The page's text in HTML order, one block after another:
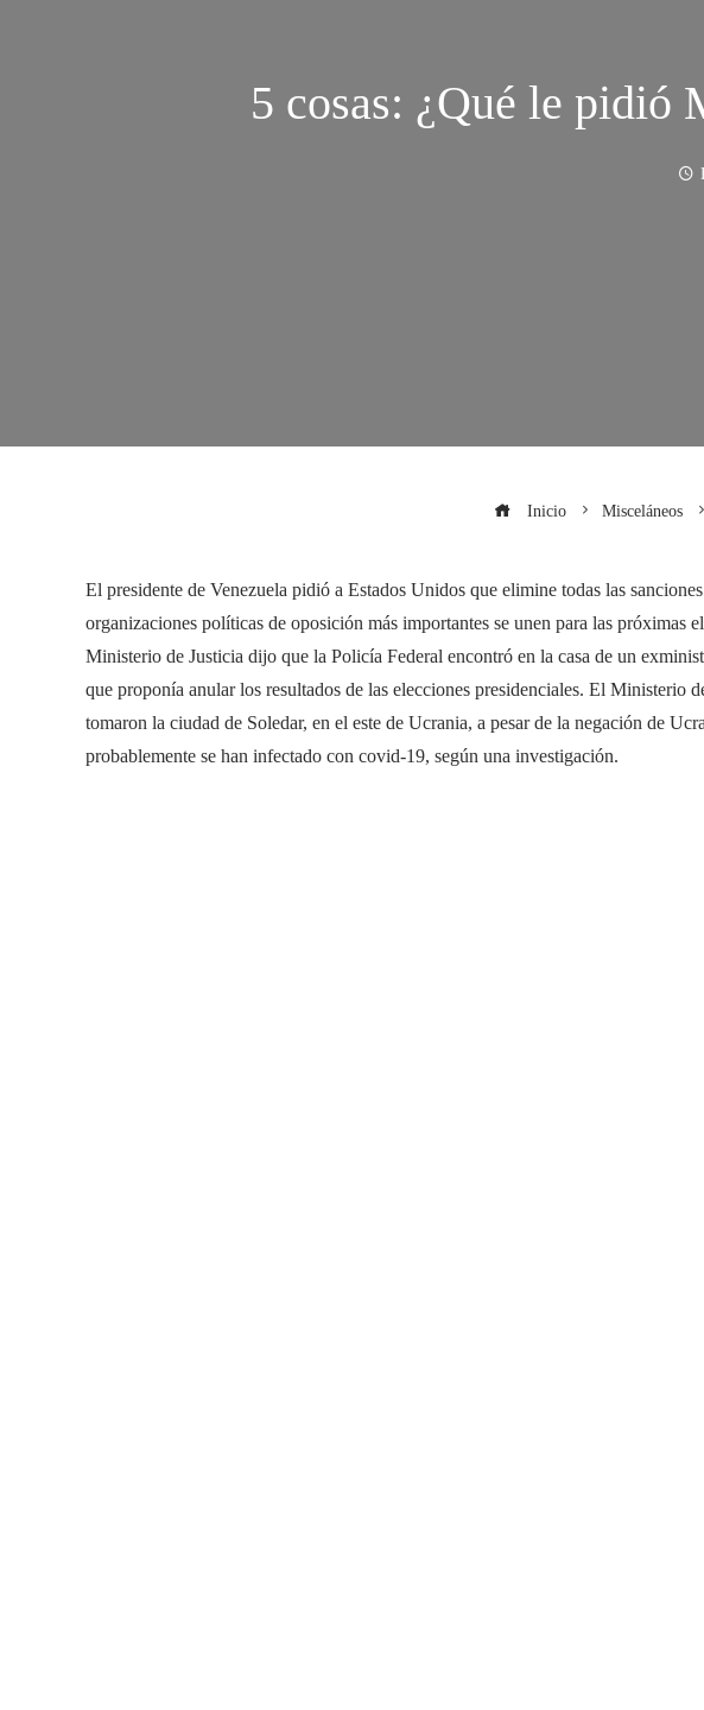
5 cosas: ¿Qué le pidió
Inicio Misceláneos
El presidente de Venezuela pidió a Estados Unidos que elimine todas las
organizaciones políticas de oposición más importantes se unen para las próximas
Ministerio de Justicia dijo que la Policía Federal encontró en la casa de un
que proponía anular los resultados de las elecciones presidenciales. El Ministerio
tomaron la ciudad de Soledar, en el este de Ucrania, a pesar de la negación de
probablemente se han infectado con covid-19, según una investigación.